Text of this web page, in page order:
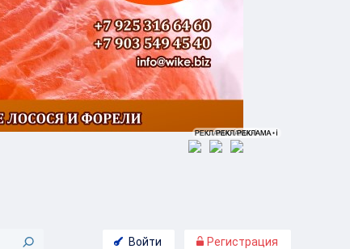
Войти Регистрация